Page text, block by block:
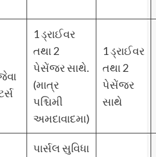
1 ડ્રાઈવર
તથા 2
પેસેંજર સાથે.
(માત્ર
પશ્ચિમી
અમદાવાદમા)
1 ડ્રાઈવર
તથા 2
પેસેંજર
સાથે
પાર્સલ સુવિધા